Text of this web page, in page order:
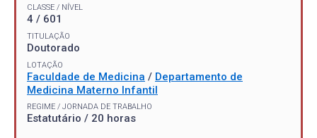
CLASSE / NÍVEL
4 / 601
TITULAÇÃO
Doutorado
LOTAÇÃO
Faculdade de Medicina / Departamento de
Medicina Materno Infantil
REGIME / JORNADA DE TRABALHO
Estatutário / 20 horas